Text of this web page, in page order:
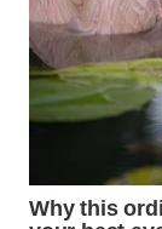
DEPOK
WN
TAPANULI
UTARA
WN
SAMOSIR